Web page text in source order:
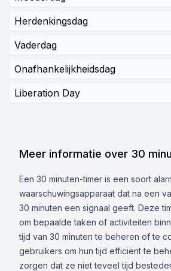
Herdenkingsdag
Vaderdag
Onafhankelijkheidsdag
Liberation Day
Meer informatie over 30
Een 30 minuten-timer is een soort
waarschuwingsapparaat dat na een
30 minuten een signaal geeft. Deze
om bepaalde taken of activiteiten
tijd van 30 minuten te beheren of te
gebruikers om hun tijd efficiënt te
zorgen dat ze niet teveel tijd